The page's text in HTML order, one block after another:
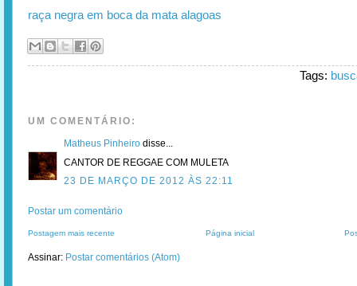
raça negra em boca da mata alagoas
Tags:
UM COMENTÁRIO:
Matheus Pinheiro disse...
CANTOR DE REGGAE COM MULETA
23 DE MARÇO DE 2012 ÀS 22:11
Postar um comentário
Postagem mais recente Página inicial
Assinar: Postar comentários (Atom)